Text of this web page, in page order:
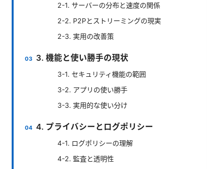
2-1. サーバーの分布と速度の関係
2-2. P2Pとストリーミングの現実
2-3. 実用の改善策
3. 機能と使い勝手の現状
3-1. セキュリティ機能の範囲
3-2. アプリの使い勝手
3-3. 実用的な使い分け
4. プライバシーとログポリシー
4-1. ログポリシーの理解
4-2. 監査と透明性